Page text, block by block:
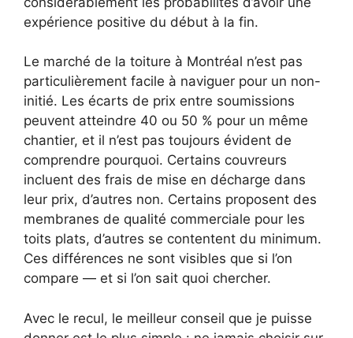
expérience positive du début à la fin.
Le marché de la toiture à Montréal n’est pas
particulièrement facile à naviguer pour un non-
initié. Les écarts de prix entre soumissions
peuvent atteindre 40 ou 50 % pour un même
chantier, et il n’est pas toujours évident de
comprendre pourquoi. Certains couvreurs
incluent des frais de mise en décharge dans
leur prix, d’autres non. Certains proposent des
membranes de qualité commerciale pour les
toits plats, d’autres se contentent du minimum.
Ces différences ne sont visibles que si l’on
compare — et si l’on sait quoi chercher.
Avec le recul, le meilleur conseil que je puisse